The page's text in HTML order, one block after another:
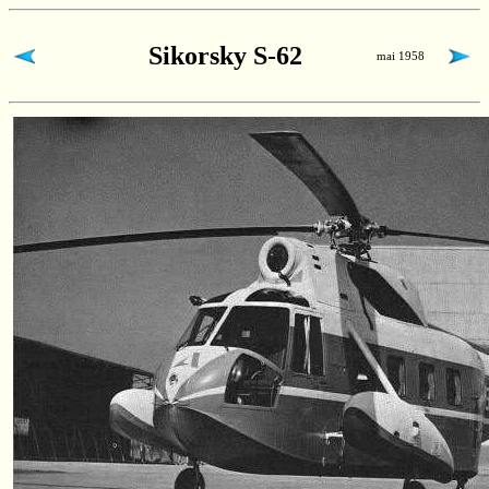
Sikorsky S-62 mai 1958